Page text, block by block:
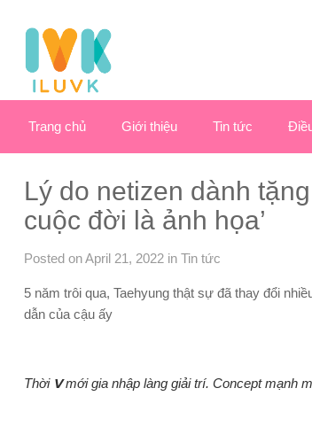
Trang chủ Giới thiệu Tin tức
Lý do netizen dành
cuộc đời là ảnh họa’
Posted on April 21, 2022 in Tin tức
5 năm trôi qua, Taehyung thật sự đã thay đổi
dẫn của cậu ấy
Thời Vmới gia nhập làng giải trí. Concept mạnh